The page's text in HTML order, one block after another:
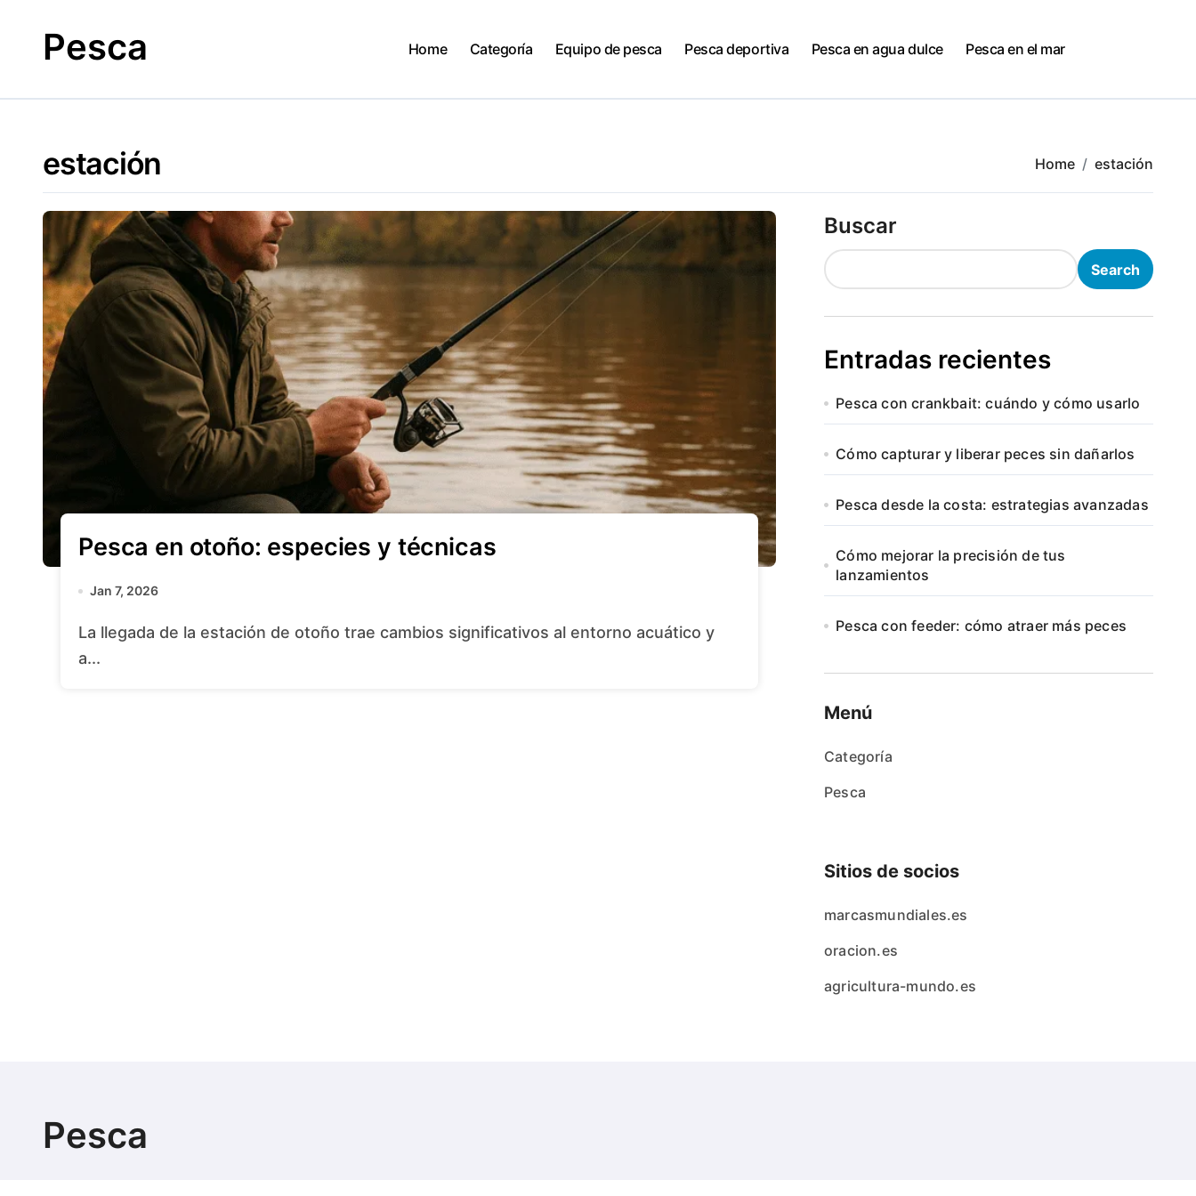
contentPesca Home Categoría Equipo de pesca Pesca deportiva Pesca en agua dulce Pesca en el mar
estación Home estación
Pesca en otoño: especies y técnicas
Jan 7, 2026
La llegada de la estación de otoño trae cambios significativos al entorno acuático y
a...
Buscar
Search
Entradas recientes
Pesca con crankbait: cuándo y cómo usarlo
Cómo capturar y liberar peces sin dañarlos
Pesca desde la costa: estrategias avanzadas
Cómo mejorar la precisión de tus
lanzamientos
Pesca con feeder: cómo atraer más peces
Menú
Categoría
Pesca
Sitios de socios
marcasmundiales.es
oracion.es
agricultura-mundo.es
Pesca